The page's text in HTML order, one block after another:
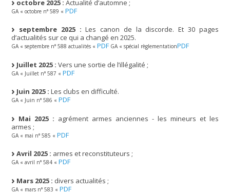
octobre 2025 : Actualité d’automne ;
GA « octobre n° 589 « PDF
septembre 2025 : Les canon de la discorde. Et 30 pages
d’actualités sur ce qui a changé en 2025.
GA « septembre n° 588 actualités « PDF GA « spécial règlementationPDF
Juillet 2025 : Vers une sortie de l’illégalité ;
GA « Juillet n° 587 « PDF
Juin 2025 : Les clubs en difficulté.
GA « Juin n° 586 « PDF
Mai 2025 : agrément armes anciennes - les mineurs et les
armes ;
GA « mai n° 585 « PDF
Avril 2025 : armes et reconstituteurs ;
GA « avril n° 584 « PDF
Mars 2025 : divers actualités ;
GA « mars n° 583 « PDF